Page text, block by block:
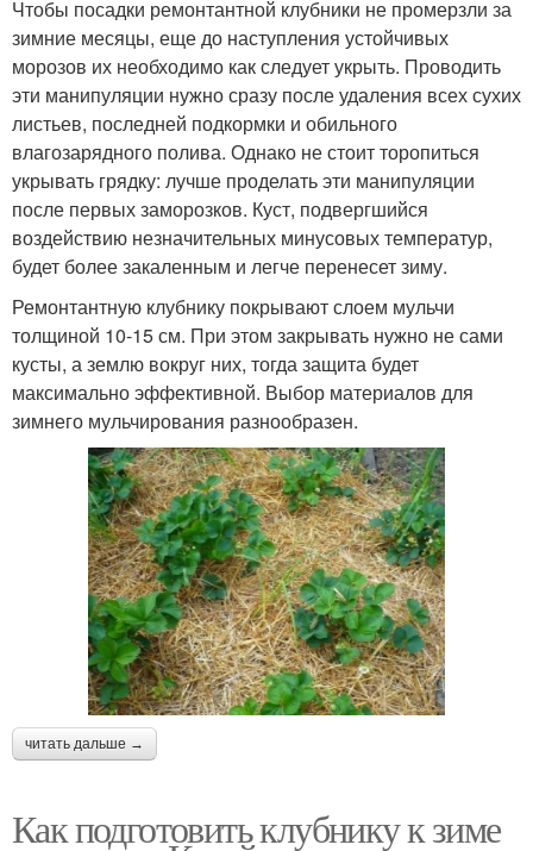
Чтобы посадки ремонтантной клубники не промерзли за
зимние месяцы, еще до наступления устойчивых
морозов их необходимо как следует укрыть. Проводить
эти манипуляции нужно сразу после удаления всех сухих
листьев, последней подкормки и обильного
влагозарядного полива. Однако не стоит торопиться
укрывать грядку: лучше проделать эти манипуляции
после первых заморозков. Куст, подвергшийся
воздействию незначительных минусовых температур,
будет более закаленным и легче перенесет зиму.
Ремонтантную клубнику покрывают слоем мульчи
толщиной 10-15 см. При этом закрывать нужно не сами
кусты, а землю вокруг них, тогда защита будет
максимально эффективной. Выбор материалов для
зимнего мульчирования разнообразен.
читать дальше →
Как подготовить клубнику к зиме